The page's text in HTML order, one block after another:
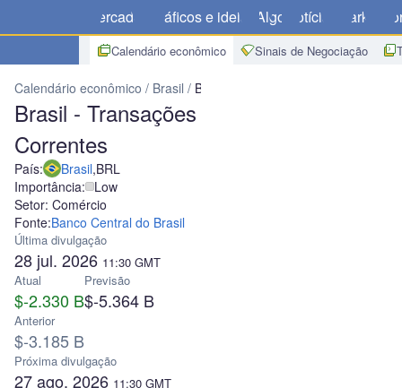
Mercados Gráficos e ideias Algo Notícias Market
Calendário econômico Sinais de Negociação
Calendário econômico Brasil Brasil - Transações Correntes
Brasil - Transações
Correntes
País: Brasil,BRL
Importância: Low
Setor: Comércio
Fonte:Banco Central do Brasil
Última divulgação
28 jul. 2026 11:30 GMT
Atual
$-2.330 B
Previsão
$-5.364 B
Anterior
$-3.185 B
Próxima divulgação
27 ago. 2026 11:30 GMT